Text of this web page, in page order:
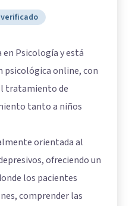
en Psicología y está
psicológica online, con
tratamiento de
tanto a niños
orientada al
ofreciendo un
los pacientes
comprender las